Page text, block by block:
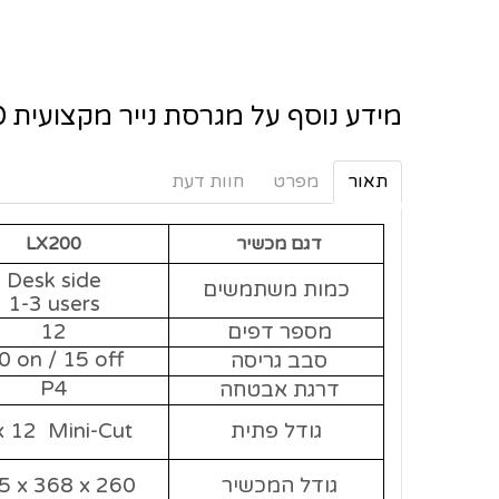
מידע נוסף על מגרסת נייר מקצועית FELLOWES LX-200
תאור מפרט חוות דעת
דגם מכשיר LX200
כמות משתמשים
Desk side
1-3 users
מספר דפים
12
סבב גריסה
on / 15 off
דרגת אבטחה
P4
גודל פתית
12 Mini-Cut
גודל המכשיר
x 368 x 260